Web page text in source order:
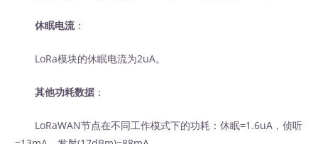
休眠电流：
LoRa模块的休眠电流为2uA。
其他功耗数据 ：
LoRaWAN节点在不同工作模式下的功耗：休眠=1.6uA，侦听